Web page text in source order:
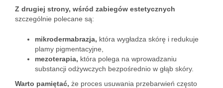
Z drugiej strony, wśród zabiegów estetycznych
szczególnie polecane są:
mikrodermabrazja, która wygładza skórę i redukuje
plamy pigmentacyjne,
mezoterapia, która polega na wprowadzaniu
substancji odżywczych bezpośrednio w głąb skóry.
Warto pamiętać, że proces usuwania przebarwień często